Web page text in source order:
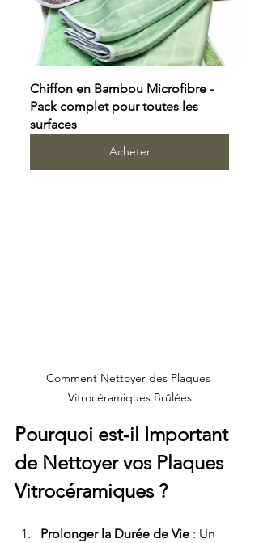
Chiffon en Bambou Microfibre -
Pack complet pour toutes les
surfaces
Acheter
Comment Nettoyer des Plaques
Vitrocéramiques Brûlées
Pourquoi est-il Important
de Nettoyer vos Plaques
Vitrocéramiques ?
Prolonger la Durée de Vie : Un